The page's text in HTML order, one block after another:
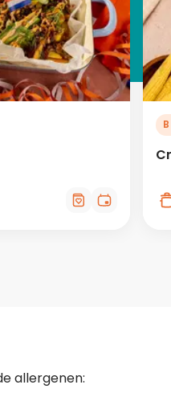
allergenen: